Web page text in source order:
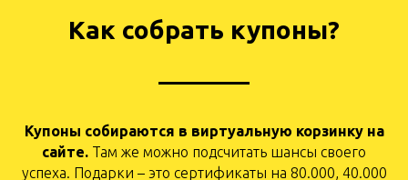
Как собрать купоны?
Купоны собираются в виртуальную корзинку на
сайте. Там же можно подсчитать шансы своего
успеха. Подарки – это сертификаты на 80.000, 40.000